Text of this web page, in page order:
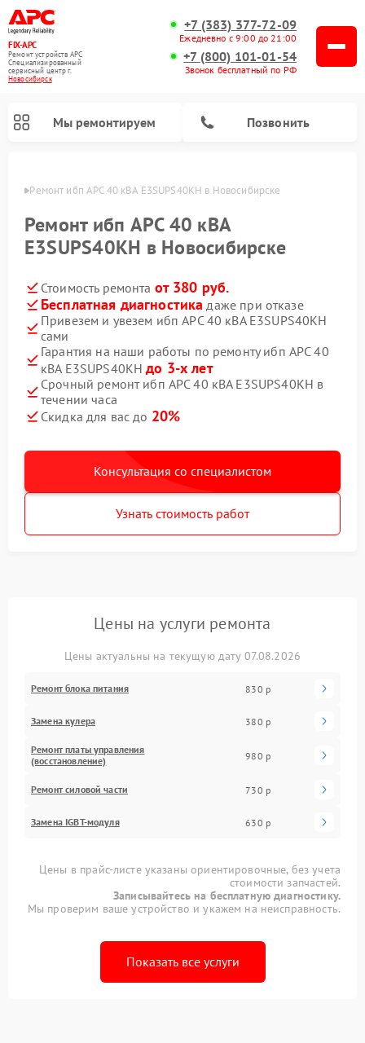
FIX-APC
Ремонт устройств APC
Специализированный
cервисный центр г.
Новосибирск
+7 (383) 377-72-09
Ежедневно с 9:00 до 21:00
+7 (800) 101-01-54
Звонок бесплатный по РФ
Мы ремонтируем Позвонить
Ремонт ибп APC 40 кВА E3SUPS40KH в Новосибирске
Ремонт ибп APC 40 кВА
E3SUPS40KH в Новосибирске
Стоимость ремонта от 380 руб.
Бесплатная диагностика даже при отказе
Привезем и увезем ибп APC 40 кВА E3SUPS40KH
сами
Гарантия на наши работы по ремонту ибп APC 40
кВА E3SUPS40KHдо 3-х лет
Срочный ремонт ибп APC 40 кВА E3SUPS40KH в
течении часа
Скидка для вас до 20%
Консультация со специалистом
Узнать стоимость работ
Цены на услуги ремонта
Цены актуальны на текущую дату 07.08.2026
Ремонт блока питания 830 р
Замена кулера 380 р
Ремонт платы управления
(восстановление)
980 р
Ремонт силовой части 730 р
Замена IGBT-модуля 630 р
Цены в прайс-листе указаны ориентировочные, без учета
стоимости запчастей.
Записывайтесь на бесплатную диагностику.
Мы проверим ваше устройство и укажем на неисправность.
Показать все услуги